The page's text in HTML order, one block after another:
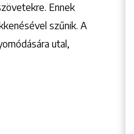
Ennek
szűnik. A
utal,